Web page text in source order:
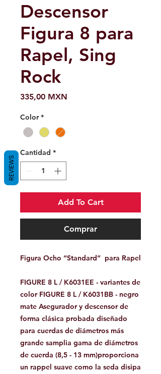
Descensor
Figura 8 para
Rapel, Sing
Rock
335,00 MXN
Color *
Cantidad *
Add To Cart
Comprar
Figura Ocho “Standard” para Rapel
FIGURE 8 L / K6031EE - variantes de
color FIGURE 8 L / K6031BB - negro
mate Asegurador y descensor de
forma clásica probada diseñado
para cuerdas de diámetros más
grande samplia gama de diámetros
de cuerda (8,5 - 13 mm)proporciona
un rappel suave como la seda disipa
REVIEWS